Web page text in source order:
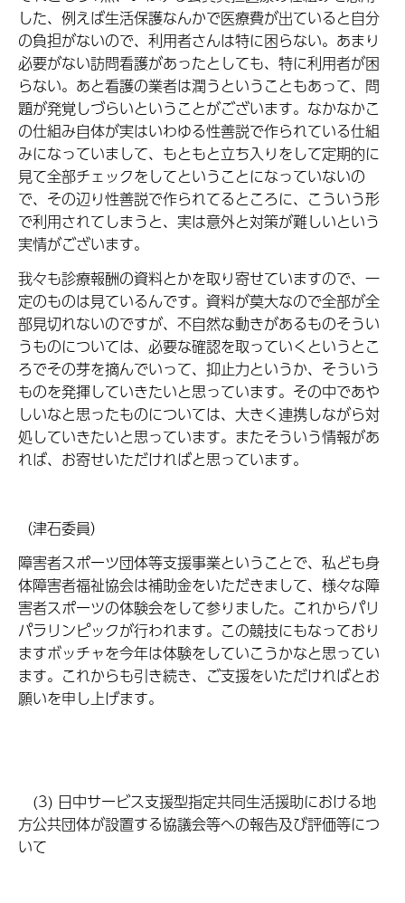
した、例えば生活保護なんかで医療費が出ていると自分
の負担がないので、利用者さんは特に困らない。あまり
必要がない訪問看護があったとしても、特に利用者が困
らない。あと看護の業者は潤うということもあって、問
題が発覚しづらいということがございます。なかなかこ
の仕組み自体が実はいわゆる性善説で作られている仕組
みになっていまして、もともと立ち入りをして定期的に
見て全部チェックをしてということになっていないの
で、その辺り性善説で作られてるところに、こういう形
で利用されてしまうと、実は意外と対策が難しいという
実情がございます。
我々も診療報酬の資料とかを取り寄せていますので、一
定のものは見ているんです。資料が莫大なので全部が全
部見切れないのですが、不自然な動きがあるものそうい
うものについては、必要な確認を取っていくというとこ
ろでその芽を摘んでいって、抑止力というか、そういう
ものを発揮していきたいと思っています。その中であや
しいなと思ったものについては、大きく連携しながら対
処していきたいと思っています。またそういう情報があ
れば、お寄せいただければと思っています。
（津石委員）
障害者スポーツ団体等支援事業ということで、私ども身
体障害者福祉協会は補助金をいただきまして、様々な障
害者スポーツの体験会をして参りました。これからパリ
パラリンピックが行われます。この競技にもなっており
ますボッチャを今年は体験をしていこうかなと思ってい
ます。これからも引き続き、ご支援をいただければとお
願いを申し上げます。
(3) 日中サービス支援型指定共同生活援助における地
方公共団体が設置する協議会等への報告及び評価等につ
いて